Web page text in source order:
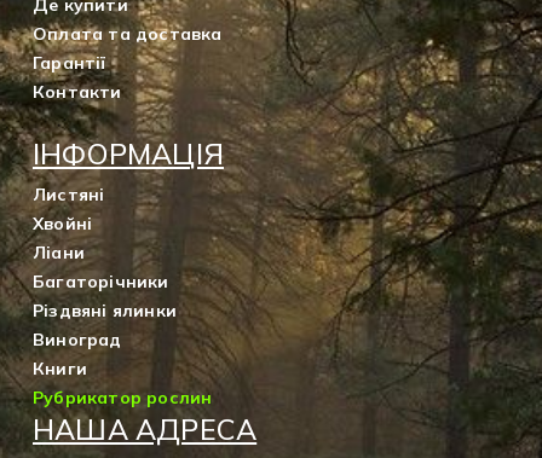
Де купити
Оплата та доставка
Гарантії
Контакти
ІНФОРМАЦІЯ
Листяні
Хвойні
Ліани
Багаторічники
Різдвяні ялинки
Виноград
Книги
Рубрикатор рослин
НАША АДРЕСА